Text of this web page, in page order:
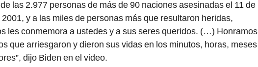
las 2.977 personas de más de 90 naciones asesinadas el 11 de
y a las miles de personas más que resultaron heridas,
les conmemora a ustedes y a sus seres queridos. (…) Honramos
que arriesgaron y dieron sus vidas en los minutos, horas, meses
dijo Biden en el video.